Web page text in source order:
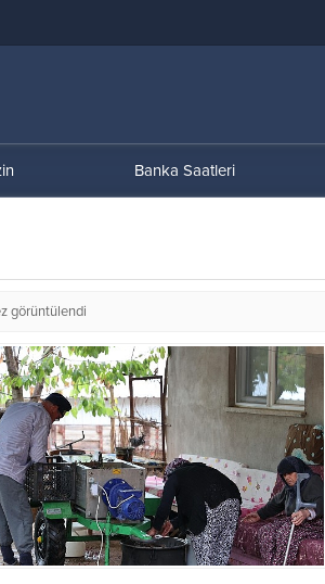
Banka Saatleri
görüntülendi